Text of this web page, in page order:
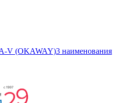
V (OKAWAY)3 наименования